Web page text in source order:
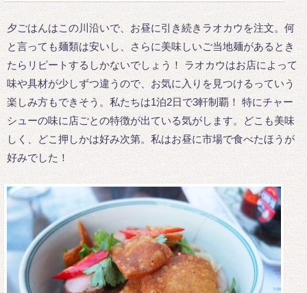
夕ごはんはこの川沿いで、お昼に引き続きラオカウを注文。何
と言っても麺類は安いし、さらに美味しいご当地麺があるとき
たらリピートするしかないでしょう！ ラオカウはお店によって
味や具材が少しずつ違うので、お気に入りを見つけるっていう
楽しみ方もできそう。私たちは1泊2日で3軒制覇！ 特にチャー
シューの味に店ごとの特徴が出ている気がします。どこも美味
しく、どこ押しかは好み次第。私はお昼に市場で食べたほうが
好みでした！